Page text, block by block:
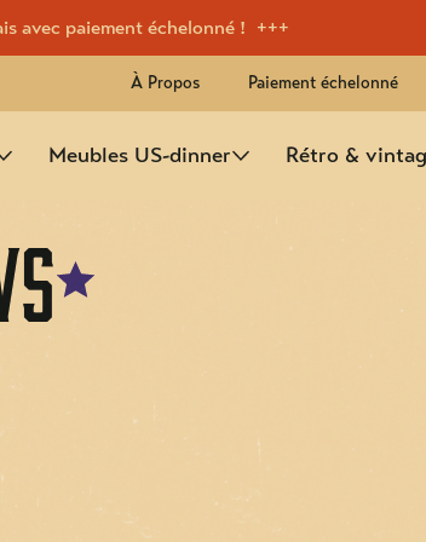
avec paiement échelonné !
À Propos Paiement échelonné
Meubles US-dinner Rétro &